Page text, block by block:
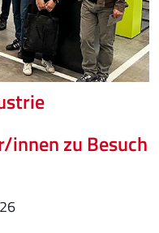
zu Besuch